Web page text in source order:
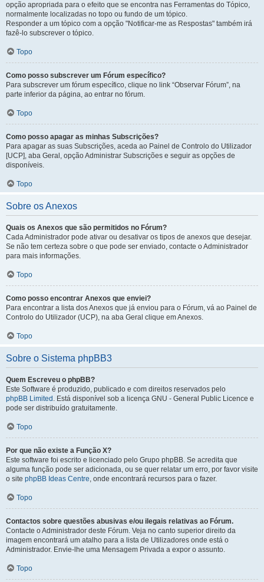
opção apropriada para o efeito que se encontra nas Ferramentas do Tópico,
normalmente localizadas no topo ou fundo de um tópico.
Responder a um tópico com a opção "Notificar-me as Respostas" também irá
fazê-lo subscrever o tópico.
Topo
Como posso subscrever um Fórum específico?
Para subscrever um fórum específico, clique no link “Observar Fórum”, na
parte inferior da página, ao entrar no fórum.
Topo
Como posso apagar as minhas Subscrições?
Para apagar as suas Subscrições, aceda ao Painel de Controlo do Utilizador
[UCP], aba Geral, opção Administrar Subscrições e seguir as opções de
disponíveis.
Topo
Sobre os Anexos
Quais os Anexos que são permitidos no Fórum?
Cada Administrador pode ativar ou desativar os tipos de anexos que desejar.
Se não tem certeza sobre o que pode ser enviado, contacte o Administrador
para mais informações.
Topo
Como posso encontrar Anexos que enviei?
Para encontrar a lista dos Anexos que já enviou para o Fórum, vá ao Painel de
Controlo do Utilizador (UCP), na aba Geral clique em Anexos.
Topo
Sobre o Sistema phpBB3
Quem Escreveu o phpBB?
Este Software é produzido, publicado e com direitos reservados pelo
phpBB Limited . Está disponível sob a licença GNU - General Public Licence e
pode ser distribuído gratuitamente.
Topo
Por que não existe a Função X?
Este software foi escrito e licenciado pelo Grupo phpBB. Se acredita que
alguma função pode ser adicionada, ou se quer relatar um erro, por favor visite
o site phpBB Ideas Centre, onde encontrará recursos para o fazer.
Topo
Contactos sobre questões abusivas e/ou ilegais relativas ao Fórum.
Contacte o Administrador deste Fórum. Veja no canto superior direito da
imagem encontrará um atalho para a lista de Utilizadores onde está o
Administrador. Envie-lhe uma Mensagem Privada a expor o assunto.
Topo